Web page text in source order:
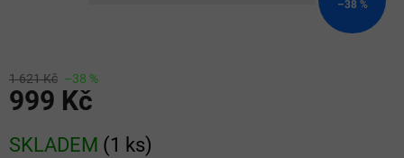
–38 %
1 621 Kč –38 %
999 Kč
cena:
SKLADEM (1 ks)